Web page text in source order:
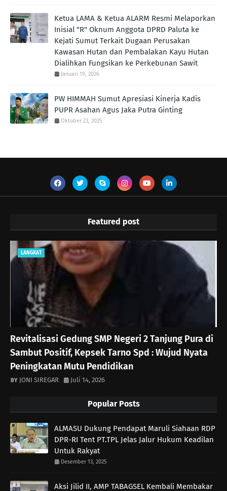
Ketua LAMA & Ketua ALARM Resmi Melaporkan
Inisial "R" Oknum Anggota DPRD Paluta ke
Kejati Sumut Terkait Dugaan Perusakan
Kawasan Hutan dan Pembalakan Kayu Hutan
Dialihkan Fungsikan ke Perkebunan Sawit
Januari 19, 2026
PW HIMMAH Sumut Apresiasi Kinerja Kadis
PUPR Asahan Agus Jaka Putra Ginting ‎
Oktober 23, 2025
Featured post
LANGKAT
Revitalisasi Gedung SMP Negeri 2 Tanjung Pura di
Sambut Positif, Kepsek Tarno Spd : Wujud Nyata
Peningkatan Mutu Pendidikan
JONI SIREGAR Juli 14, 2026
Popular Posts
ALMASU Dukung Pendapat Maruli Siahaan RDP
DPR-RI Tent PT.TPL Jelas Jalur Hukum Keadilan
Untuk Rakyat
Desember 13, 2025
Aksi Jilid II, AMP TABAGSEL Kembali Membakar